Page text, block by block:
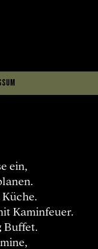
ein,
Kaminfeuer.
Buffet.